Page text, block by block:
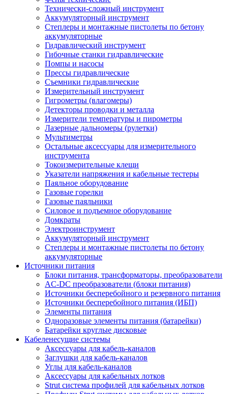
Технически-сложный инструмент
Аккумуляторный инструмент
Степлеры и монтажные пистолеты по бетону
аккумуляторные
Гидравлический инструмент
Гибочные станки гидравлические
Помпы и насосы
Прессы гидравлические
Съемники гидравлические
Измерительный инструмент
Гигрометры (влагомеры)
Детекторы проводки и металла
Измерители температуры и пирометры
Лазерные дальномеры (рулетки)
Мультиметры
Остальные аксессуары для измерительного
инструмента
Токоизмерительные клещи
Указатели напряжения и кабельные тестеры
Паяльное оборудование
Газовые горелки
Газовые паяльники
Силовое и подъемное оборудование
Домкраты
Электроинструмент
Аккумуляторный инструмент
Степлеры и монтажные пистолеты по бетону
аккумуляторные
Источники питания
Блоки питания, трансформаторы, преобразователи
AC-DC преобразователи (блоки питания)
Источники бесперебойного и резервного питания
Источники бесперебойного питания (ИБП)
Элементы питания
Одноразовые элементы питания (батарейки)
Батарейки круглые дисковые
Кабеленесущие системы
Аксессуары для кабель-каналов
Заглушки для кабель-каналов
Углы для кабель-каналов
Аксессуары для кабельных лотков
Strut система профилей для кабельных лотков